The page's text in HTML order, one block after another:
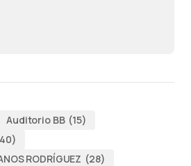
Auditorio BB (15)
RODRÍGUEZ (28)